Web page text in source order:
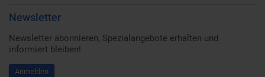
Newsletter
Newsletter abonnieren, Spezialangebote erhalten und
informiert bleiben!
Anmelden